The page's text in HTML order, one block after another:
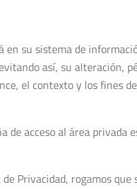
su sistema de
así, su
el contexto y los fines
de acceso al área
Privacidad, rogamos